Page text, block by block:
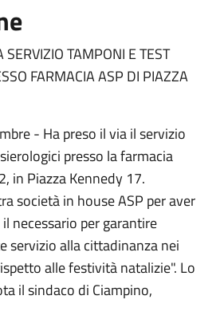
TAMPONI E TEST
FARMACIA ASP DI PIAZZA
- Ha preso il via il servizio
presso la farmacia
in Piazza Kennedy 17.
società in house ASP per aver
necessario per garantire
servizio alla cittadinanza nei
alle festività natalizie". Lo
il sindaco di Ciampino,